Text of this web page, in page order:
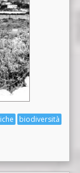
biodiversità